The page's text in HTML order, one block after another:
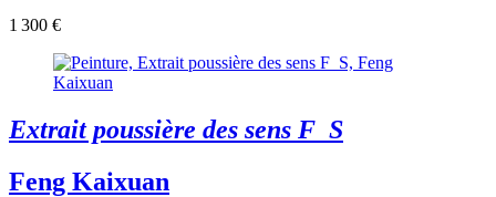
1 300 €
Extrait poussière des sens F_S
Feng Kaixuan